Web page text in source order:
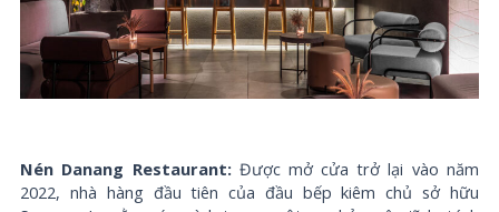
Nén Danang Restaurant:Được mở cửa trở lại vào năm
2022, nhà hàng đầu tiên của đầu bếp kiêm chủ sở hữu